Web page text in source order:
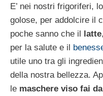
E’ nei nostri frigoriferi,
golose, per addolcire il
poche sanno che il
latte
per la salute e il
utile uno tra gli
della nostra bellezza.
le maschere viso fai